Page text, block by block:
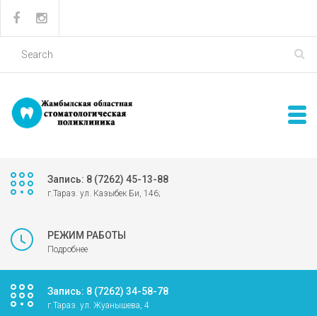
Запись: 8 (7262) 45-13-88
г.Тараз. ул. Казыбек Би, 146;
РЕЖИМ РАБОТЫ
Подробнее
Запись: 8 (7262) 34-58-78
г.Тараз. ул. Жуанышева, 4